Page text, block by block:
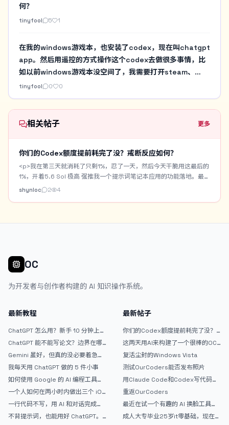
何？
tinyfool 5 1
在我的windows游戏本，也安装了codex，现在叫chatgpt
app。然后用遥控的方式操作这个codex去做很多事情，比
如以前windows游戏本没空间了，我需要打开steam、
gog、战网，然后手工看一堆目录的占用。现在直接用
codex做个扫描。然后决定要不要暂时删除某个游戏啥的。
以前要在windows游戏本实验一些必须N卡的AI项目要自己
去安装，现在也都交给Codex来做，我就在我习惯的mac环
tinyfool 0 0
相关帖子 更多
你们的Codex额度提前耗完了没？戒断反应如何？
<p>我在第三天就消耗了只剩1%，忍了一天，然后今天干脆用这最后的
1%，开着5.6 Sol 极高 强推我一个提示词笔记本应用的功能落地。最终
用时3小时，居然还是跑完了。但是现在还是出现一些戒断反应，感觉
色定妆图。之后生图可以直接调用AI模特自动作为垫图。</p> <p>这是
AI模特资产库的界面： <img
da69da9d72a8.webp" alt="1bb0d28b-c7dd-4327-bafa-
搜索： <img src="/upload/thread/202608/3e15b6e7-345f-
48b4-aeff-1bbd89afe9d3.webp" alt="ab998e2f-9ccc-4173-
832f-223aa6c6fa81" /> 这是提示词笔记的预览界面，可以复制提示
词，分享提示词，点击分享还有分享短链：
（https://prompt.jintao.co.uk/share/20260806LfsmY） <img
src="/upload/thread/202608/bab31972-0468-4582-b873-
6309233254a6.webp" alt="20260806-201213" /> 可惜现在没额
度了，我又不想换模型折腾。现在还有些界面细节和小功能需要落地完
善，可能还要虫子要抓。弄好了，打算放GitHub开源。</p> <p>有朋
友想试试的么？</p>
shynloc 2 4
OC
为开发者与创作者构建的 AI 知识操作系统。
最新教程
ChatGPT 怎么用？新手 10 分钟上手
ChatGPT 能不能写论文？边界在哪
Gemini 虽好，但真的没必要着急放
弃 ChatGPT
我每天用 ChatGPT 做的 5 件小事
如何使用 Google 的 AI 编程工具
AntiGravity：独立开发者的新时代
武器
一个人如何在两小时内做出三个 iOS
APP？｜AntiGravity + Gemini 3 实
战完整记录
一行代码不写，用 AI 和对话完成一
个完整网站：《图书天堂》实战记录
不背提示词，也能用好 ChatGPT。
最新帖子
你们的Codex额度提前耗完了没？
戒断反应如何？
这两天用AI来构建了一个很棒的OC
论坛精华区
复活尘封的Windows Vista
测试OurCoders能否发布照片
用Claude Code和Codex写代码真
的爽，但是App怎么挣钱还是很难啊
重返OurCoders
最近在试一个有趣的 AI 换脸工具，
效果挺不错
成人大专毕业25岁it零基础，现在想